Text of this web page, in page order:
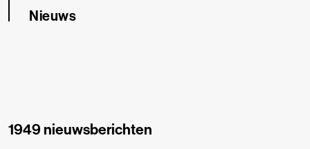
Nieuws
1949 nieuwsberichten